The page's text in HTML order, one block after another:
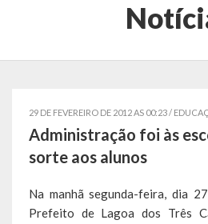
Símbolos
Governo
Administração
29 DE FEVEREIRO DE 2012 AS 00:23 /
Administração foi às
sorte aos alunos
Na manhã segunda-feira, dia
Prefeito de Lagoa dos Três